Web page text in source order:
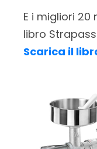
E i migliori
libro
Scarica il